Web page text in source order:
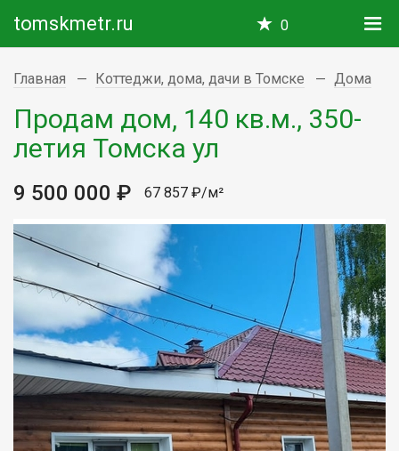
tomskmetr.ru 0
Главная Коттеджи, дома, дачи в Томске Дома
Продам дом, 140 кв.м., 350-
летия Томска ул
9 500 000 ₽ 67 857 ₽/м²